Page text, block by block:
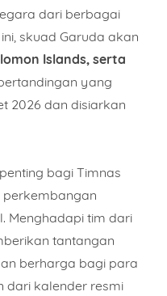
dari berbagai
skuad Garuda akan
Islands, serta
yang
2026 dan disiarkan
bagi Timnas
perkembangan
Menghadapi tim dari
tantangan
berharga bagi para
dari kalender resmi